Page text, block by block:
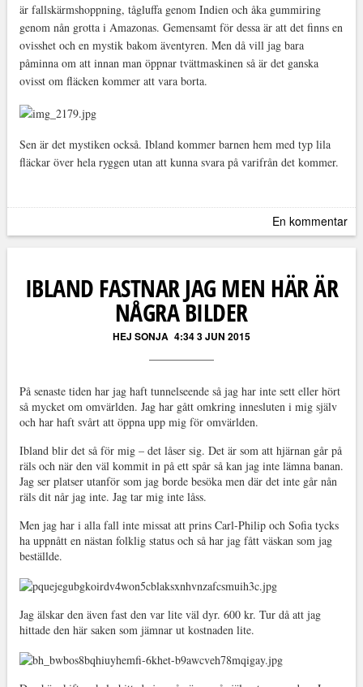
är fallskärmshoppning, tågluffa genom Indien och åka gummiring
genom nån grotta i Amazonas. Gemensamt för dessa är att det finns en
ovisshet och en mystik bakom äventyren. Men då vill jag bara
påminna om att innan man öppnar tvättmaskinen så är det ganska
ovisst om fläcken kommer att vara borta.
Sen är det mystiken också. Ibland kommer barnen hem med typ lila
fläckar över hela ryggen utan att kunna svara på varifrån det kommer.
En kommentar
IBLAND FASTNAR JAG MEN HÄR ÄR
NÅGRA BILDER
HEJ SONJA 4:34 3 JUN 2015
På senaste tiden har jag haft tunnelseende så jag har inte sett eller hört
så mycket om omvärlden. Jag har gått omkring innesluten i mig själv
och har haft svårt att öppna upp mig för omvärlden.
Ibland blir det så för mig – det låser sig. Det är som att hjärnan går på
räls och när den väl kommit in på ett spår så kan jag inte lämna banan.
Jag ser platser utanför som jag borde besöka men där det inte går nån
räls dit når jag inte. Jag tar mig inte låss.
Men jag har i alla fall inte missat att prins Carl-Philip och Sofia tycks
ha uppnått en nästan folklig status och så har jag fått väskan som jag
beställde.
Jag älskar den även fast den var lite väl dyr. 600 kr. Tur då att jag
hittade den här saken som jämnar ut kostnaden lite.